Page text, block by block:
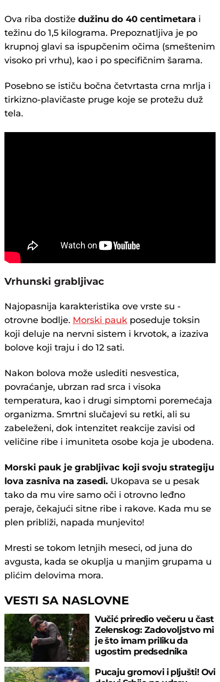
Ova riba dostiže dužinu do 40 centimetara i
težinu do 1,5 kilograma. Prepoznatljiva je po
krupnoj glavi sa ispupčenim očima (smeštenim
visoko pri vrhu), kao i po specifičnim šarama.
Posebno se ističu bočna četvrtasta crna mrlja i
tirkizno-plavičaste pruge koje se protežu duž
tela.
Vrhunski grabljivac
Najopasnija karakteristika ove vrste su -
otrovne bodlje. Morski pauk poseduje toksin
koji deluje na nervni sistem i krvotok, a izaziva
bolove koji traju i do 12 sati.
Nakon bolova može uslediti nesvestica,
povraćanje, ubrzan rad srca i visoka
temperatura, kao i drugi simptomi poremećaja
organizma. Smrtni slučajevi su retki, ali su
zabeleženi, dok intenzitet reakcije zavisi od
veličine ribe i imuniteta osobe koja je ubodena.
Morski pauk je grabljivac koji svoju strategiju
lova zasniva na zasedi. Ukopava se u pesak
tako da mu vire samo oči i otrovno leđno
peraje, čekajući sitne ribe i rakove. Kada mu se
plen približi, napada munjevito!
Mresti se tokom letnjih meseci, od juna do
avgusta, kada se okuplja u manjim grupama u
plićim delovima mora.
VESTI SA NASLOVNE
Vučić priredio večeru u čast
Zelenskog: Zadovoljstvo mi
je što imam priliku da
ugostim predsednika
Pucaju gromovi i pljušti! Ovi